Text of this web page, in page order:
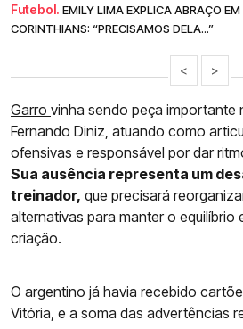
Futebol. EMILY LIMA EXPLICA ABRAÇO
CORINTHIANS: “PRECISAMOS DELA...”
< >
Garro vinha sendo peça importante
Fernando Diniz, atuando como
ofensivas e responsável por dar
Sua ausência representa um
treinador, que precisará
alternativas para manter o equilíbrio
criação.
O argentino já havia recebido
Vitória, e a soma das advertências